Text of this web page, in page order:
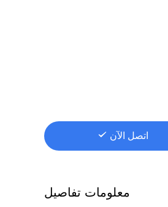
اتصل الآن
معلومات تفاصيل